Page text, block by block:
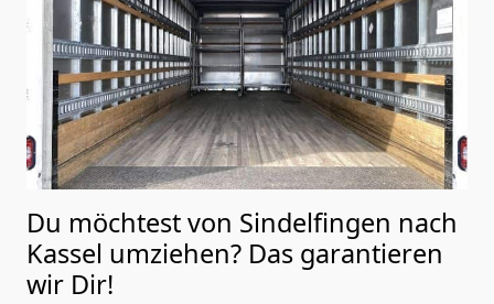
Du möchtest von Sindelfingen nach
Kassel umziehen? Das garantieren
wir Dir!